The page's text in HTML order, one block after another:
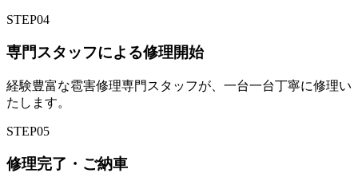
STEP04
専門スタッフによる修理開始
経験豊富な雹害修理専門スタッフが、一台一台丁寧に修理い
たします。
STEP05
修理完了・ご納車